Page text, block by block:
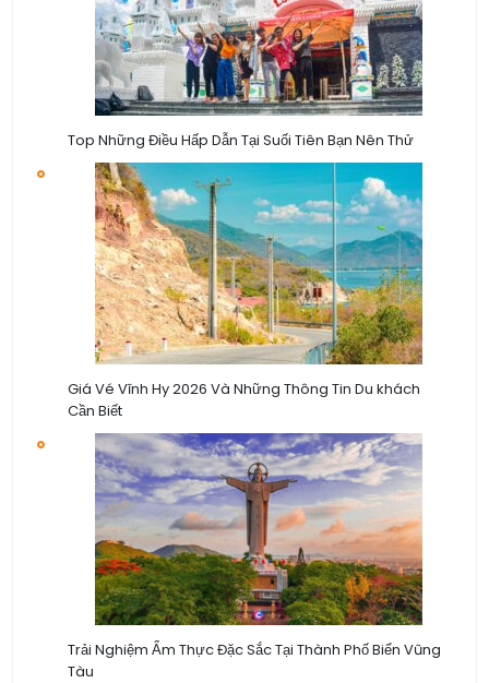
Top Những Điều Hấp Dẫn Tại Suối Tiên Bạn Nên Thử
Giá Vé Vĩnh Hy 2026 Và Những Thông Tin Du khách
Cần Biết
Trải Nghiệm Ẩm Thực Đặc Sắc Tại Thành Phố Biển Vũng
Tàu